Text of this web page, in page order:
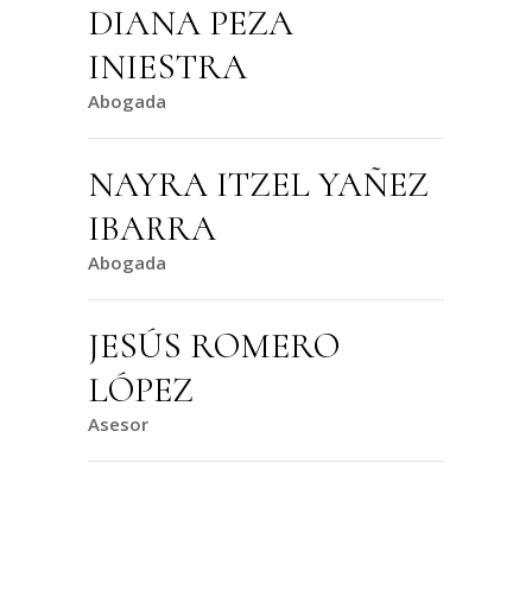
DIANA PEZA
INIESTRA
Abogada
NAYRA ITZEL YAÑEZ
IBARRA
Abogada
JESÚS ROMERO
LÓPEZ
Asesor